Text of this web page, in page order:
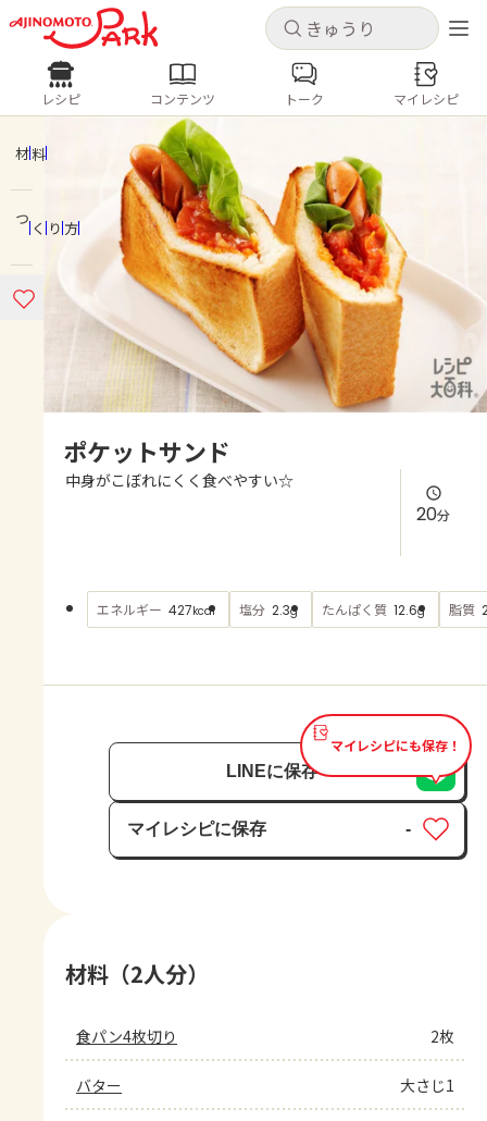
キャンセル
ログインするとレシピを保存できます
ログイン 新規登録
ホーム
コンテンツ
レシピ
よくあるお問い合わせ
AJINOMOTO PARK とは
キャンセル
レシピ コンテンツ
人気の食材・レシピ
きゅうり なす トマト
とうもろこし
ピーマン
みょうが ゴーヤ
レシピ コンテンツ トーク マイレシピ
材料
つくり方
ポケットサンド
中身がこぼれにくく食べやすい☆
20分
エネルギー 427kcal 塩分 2.3g たんぱく質 12.6g 脂質
マイレシピにも保存！
LINEに保存
マイレシピに保存
保存済み
-
材料（2人分）
食パン4枚切り 2枚
バター 大さじ1